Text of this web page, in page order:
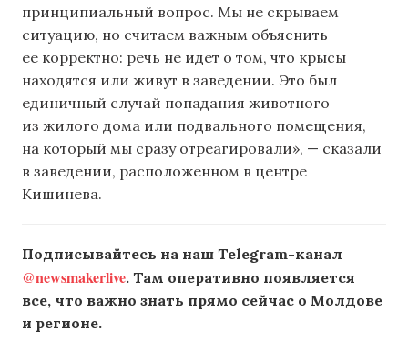
принципиальный вопрос. Мы не скрываем
ситуацию, но считаем важным объяснить
ее корректно: речь не идет о том, что крысы
находятся или живут в заведении. Это был
единичный случай попадания животного
из жилого дома или подвального помещения,
на который мы сразу отреагировали», — сказали
в заведении, расположенном в центре
Кишинева.
Подписывайтесь на наш Telegram-канал
@newsmakerlive. Там оперативно появляется
все, что важно знать прямо сейчас о Молдове
и регионе.